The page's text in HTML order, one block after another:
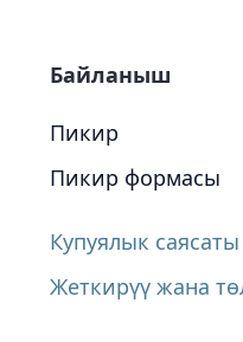
Байланыш
Пикир
Пикир формасы
Купуялык саясаты
Жеткирүү жана